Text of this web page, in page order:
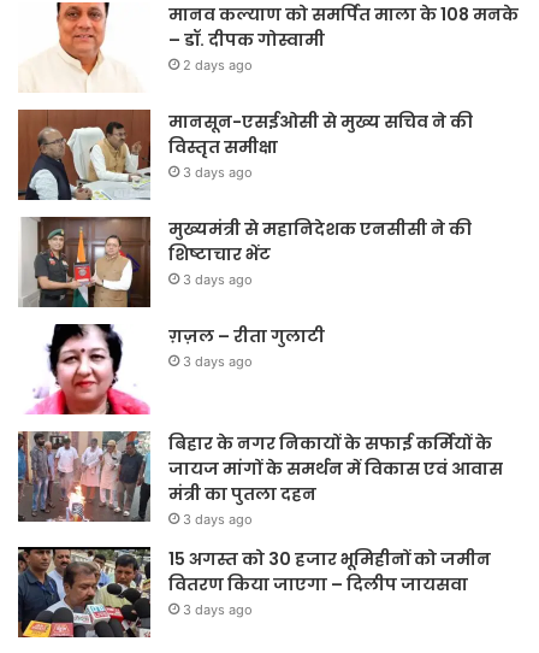
मानव कल्याण को समर्पित माला के 108 मनके
– डॉ. दीपक गोस्वामी
2 days ago
मानसून-एसईओसी से मुख्य सचिव ने की
विस्तृत समीक्षा
3 days ago
मुख्यमंत्री से महानिदेशक एनसीसी ने की
शिष्टाचार भेंट
3 days ago
ग़ज़ल – रीता गुलाटी
3 days ago
बिहार के नगर निकायों के सफाई कर्मियों के
जायज मांगों के समर्थन में विकास एवं आवास
मंत्री का पुतला दहन
3 days ago
15 अगस्त को 30 हजार भूमिहीनों को जमीन
वितरण किया जाएगा – दिलीप जायसवा
3 days ago